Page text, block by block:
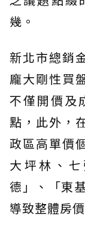
幾。
新北市總銷
龐大剛性買
不僅開價及
點，此外，
政區高單價
大坪林、
德」、「東
導致整體房